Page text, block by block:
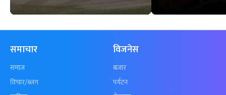
समाचार
समाज
विचार/ब्लग
विजनेस
बजार
पर्यटन